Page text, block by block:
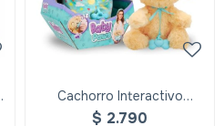
Cachorro Interactivo
Labrador Baby Paws
$ 2.790